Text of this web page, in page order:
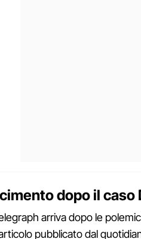
dopo il caso
arriva dopo le
pubblicato dal